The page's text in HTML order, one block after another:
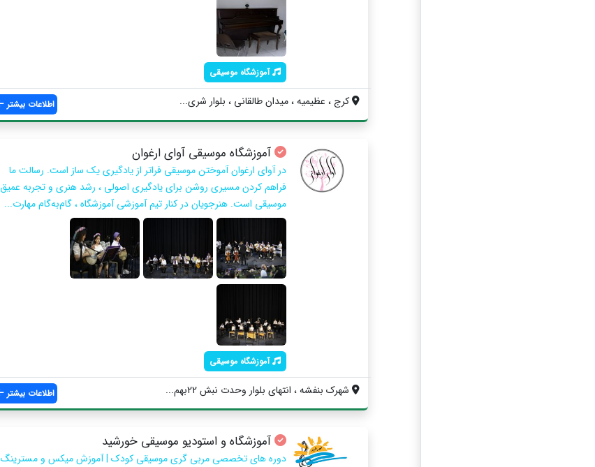
آموزشگاه موسیقی
کرج ، عظیمیه ، میدان طالقانی ، بلوار شری... اطلاعات بیشتر
آموزشگاه موسیقی آوای ارغوان
در آوای ارغوان آموختن موسیقی فراتر از یادگیری یک ساز است. رسالت ما
فراهم کردن مسیری روشن برای یادگیری اصولی ، رشد هنری و تجربه عمیق
موسیقی است. هنرجویان در کنار تیم آموزشی آموزشگاه ، گام‌به‌گام مهارت‌...
آموزشگاه موسیقی
شهرک بنفشه ، انتهای بلوار وحدت نبش 22بهم... اطلاعات بیشتر
آموزشگاه و استودیو موسیقی خورشید
دوره های تخصصی مربی گری موسیقی کودک | آموزش میکس و مسترینگ